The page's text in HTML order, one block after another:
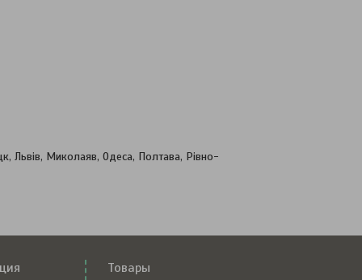
Львів, Миколаяв, Одеса, Полтава, Рівно-
Товары